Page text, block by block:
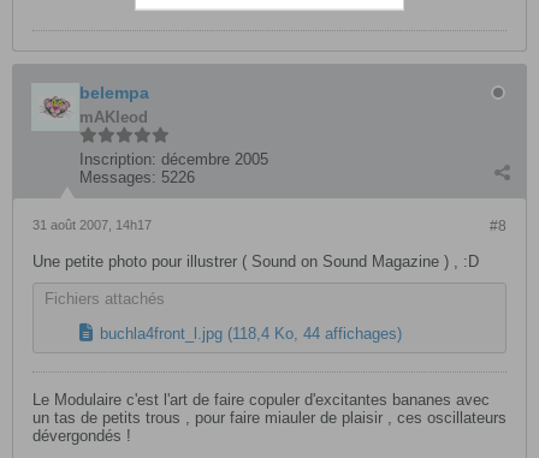
belempa
mAKleod
Inscription: décembre 2005
Messages: 5226
#8
31 août 2007, 14h17
Une petite photo pour illustrer ( Sound on Sound Magazine ) , :D
Fichiers attachés
buchla4front_l.jpg (118,4 Ko, 44 affichages)
Le Modulaire c'est l'art de faire copuler d'excitantes bananes avec
un tas de petits trous , pour faire miauler de plaisir , ces oscillateurs
dévergondés !